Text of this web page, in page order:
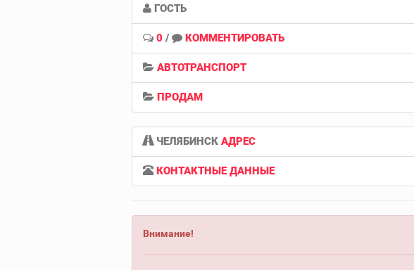
ГОСТЬ
0 / КОММЕНТИРОВАТЬ
АВТОТРАНСПОРТ
ПРОДАМ
ЧЕЛЯБИНСК АДРЕС
КОНТАКТНЫЕ ДАННЫЕ
Внимание!